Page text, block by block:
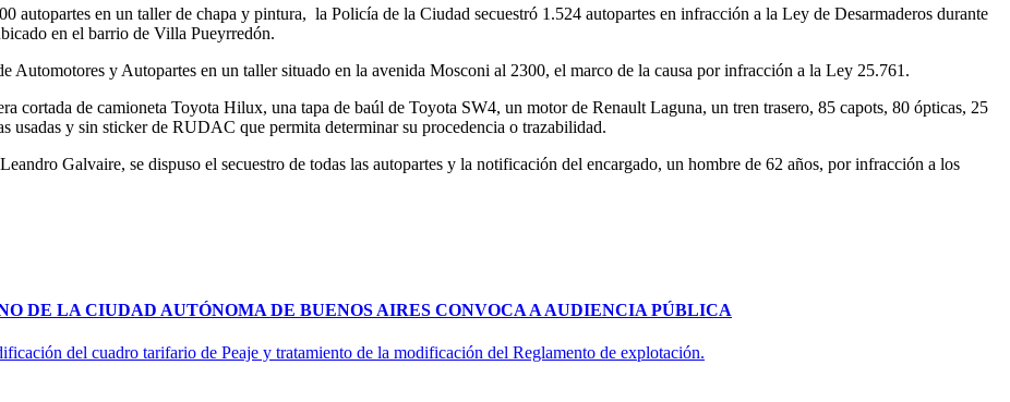
autopartes en un taller de chapa y pintura, la Policía de la Ciudad secuestró 1.524 autopartes en infracción a la Ley de Desarmaderos durante
en el barrio de Villa Pueyrredón.
y Autopartes en un taller situado en la avenida Mosconi al 2300, el marco de la causa por infracción a la Ley 25.761.
cortada de camioneta Toyota Hilux, una tapa de baúl de Toyota SW4, un motor de Renault Laguna, un tren trasero, 85 capots, 80 ópticas, 25
usadas y sin sticker de RUDAC que permita determinar su procedencia o trazabilidad.
Galvaire, se dispuso el secuestro de todas las autopartes y la notificación del encargado, un hombre de 62 años, por infracción a los
DE LA CIUDAD AUTÓNOMA DE BUENOS AIRES CONVOCA A AUDIENCIA PÚBLICA
del cuadro tarifario de Peaje y tratamiento de la modificación del Reglamento de explotación.